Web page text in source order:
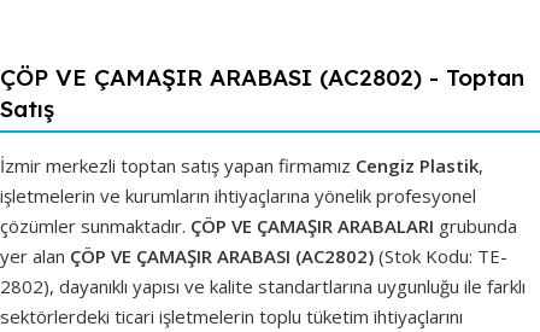
ÇÖP VE ÇAMAŞIR ARABASI (AC2802) - Toptan
Satış
İzmir merkezli toptan satış yapan firmamız Cengiz Plastik,
işletmelerin ve kurumların ihtiyaçlarına yönelik profesyonel
çözümler sunmaktadır. ÇÖP VE ÇAMAŞIR ARABALARI grubunda
yer alan ÇÖP VE ÇAMAŞIR ARABASI (AC2802) (Stok Kodu: TE-
2802), dayanıklı yapısı ve kalite standartlarına uygunluğu ile farklı
sektörlerdeki ticari işletmelerin toplu tüketim ihtiyaçlarını